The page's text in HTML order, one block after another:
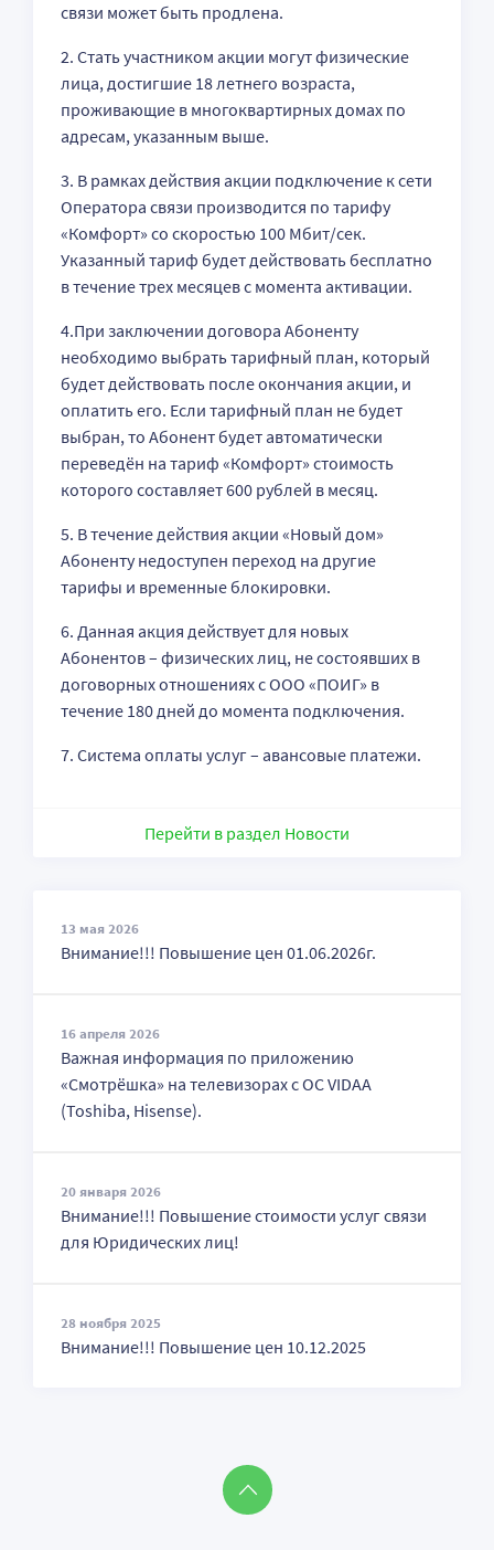
связи может быть продлена.
2. Стать участником акции могут физические
лица, достигшие 18 летнего возраста,
проживающие в многоквартирных домах по
адресам, указанным выше.
3. В рамках действия акции подключение к сети
Оператора связи производится по тарифу
«Комфорт» со скоростью 100 Мбит/сек.
Указанный тариф будет действовать бесплатно
в течение трех месяцев с момента активации.
4.При заключении договора Абоненту
необходимо выбрать тарифный план, который
будет действовать после окончания акции, и
оплатить его. Если тарифный план не будет
выбран, то Абонент будет автоматически
переведён на тариф «Комфорт» стоимость
которого составляет 600 рублей в месяц.
5. В течение действия акции «Новый дом»
Абоненту недоступен переход на другие
тарифы и временные блокировки.
6. Данная акция действует для новых
Абонентов – физических лиц, не состоявших в
договорных отношениях с ООО «ПОИГ» в
течение 180 дней до момента подключения.
7. Система оплаты услуг – авансовые платежи.
Перейти в раздел Новости
13 мая 2026
Внимание!!! Повышение цен 01.06.2026г.
16 апреля 2026
Важная информация по приложению
«Смотрёшка» на телевизорах с ОС VIDAA
(Toshiba, Hisense).
20 января 2026
Внимание!!! Повышение стоимости услуг связи
для Юридических лиц!
28 ноября 2025
Внимание!!! Повышение цен 10.12.2025